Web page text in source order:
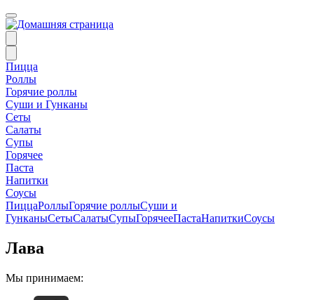
Пицца
Роллы
Горячие роллы
Суши и Гунканы
Сеты
Салаты
Супы
Горячее
Паста
Напитки
Соусы
ПиццаРоллыГорячие роллыСуши и
ГунканыСетыСалатыСупыГорячееПастаНапиткиСоусы
Лава
Мы принимаем: